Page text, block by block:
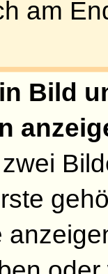
Sie
finden
wurde. Er
hat,
sollten
den